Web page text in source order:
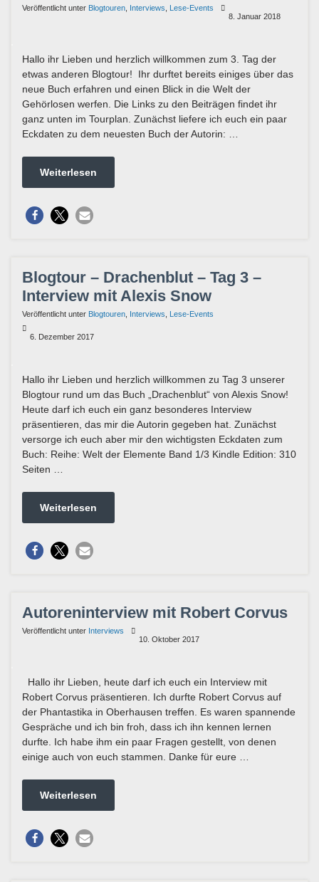
Veröffentlicht unter Blogtouren Interviews
Lese-Events
8. Januar 2018
Hallo ihr Lieben und herzlich willkommen zum 3. Tag der
etwas anderen Blogtour! Ihr durftet bereits einiges über das
neue Buch erfahren und einen Blick in die Welt der
Gehörlosen werfen. Die Links zu den Beiträgen findet ihr
ganz unten im Tourplan. Zunächst liefere ich euch ein paar
Eckdaten zu dem neuesten Buch der Autorin: …
Weiterlesen
Blogtour – Drachenblut – Tag 3 –
Interview mit Alexis Snow
Veröffentlicht unter Blogtouren Interviews Lese-Events
6. Dezember 2017
Hallo ihr Lieben und herzlich willkommen zu Tag 3 unserer
Blogtour rund um das Buch „Drachenblut“ von Alexis Snow!
Heute darf ich euch ein ganz besonderes Interview
präsentieren, das mir die Autorin gegeben hat. Zunächst
versorge ich euch aber mir den wichtigsten Eckdaten zum
Buch: Reihe: Welt der Elemente Band 1/3 Kindle Edition: 310
Seiten …
Weiterlesen
Autoreninterview mit Robert Corvus
Veröffentlicht unter Interviews
10. Oktober 2017
Hallo ihr Lieben, heute darf ich euch ein Interview mit
Robert Corvus präsentieren. Ich durfte Robert Corvus auf
der Phantastika in Oberhausen treffen. Es waren spannende
Gespräche und ich bin froh, dass ich ihn kennen lernen
durfte. Ich habe ihm ein paar Fragen gestellt, von denen
einige auch von euch stammen. Danke für eure …
Weiterlesen